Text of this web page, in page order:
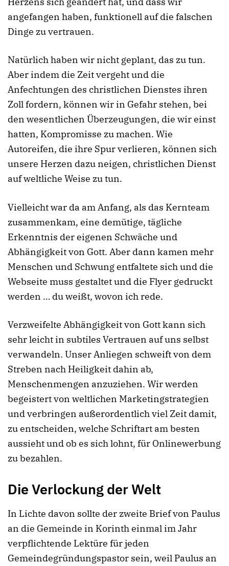
angefangen haben, funktionell auf die falschen
Dinge zu vertrauen.
Natürlich haben wir nicht geplant, das zu tun.
Aber indem die Zeit vergeht und die
Anfechtungen des christlichen Dienstes ihren
Zoll fordern, können wir in Gefahr stehen, bei
den wesentlichen Überzeugungen, die wir einst
hatten, Kompromisse zu machen. Wie
Autoreifen, die ihre Spur verlieren, können sich
unsere Herzen dazu neigen, christlichen Dienst
auf weltliche Weise zu tun.
Vielleicht war da am Anfang, als das Kernteam
zusammenkam, eine demütige, tägliche
Erkenntnis der eigenen Schwäche und
Abhängigkeit von Gott. Aber dann kamen mehr
Menschen und Schwung entfaltete sich und die
Webseite muss gestaltet und die Flyer gedruckt
werden … du weißt, wovon ich rede.
Verzweifelte Abhängigkeit von Gott kann sich
sehr leicht in subtiles Vertrauen auf uns selbst
verwandeln. Unser Anliegen schweift von dem
Streben nach Heiligkeit dahin ab,
Menschenmengen anzuziehen. Wir werden
begeistert von weltlichen Marketingstrategien
und verbringen außerordentlich viel Zeit damit,
zu entscheiden, welche Schriftart am besten
aussieht und ob es sich lohnt, für Onlinewerbung
zu bezahlen.
Die Verlockung der Welt
In Lichte davon sollte der zweite Brief von Paulus
an die Gemeinde in Korinth einmal im Jahr
verpflichtende Lektüre für jeden
Gemeindegründungspastor sein, weil Paulus an